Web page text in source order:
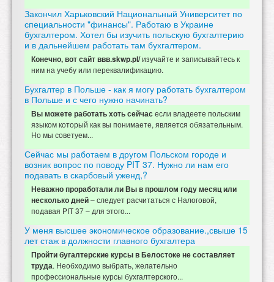
Закончил Харьковский Национальный Университет по
специальности "финансы". Работаю в Украине
бухгалтером. Хотел бы изучить польскую бухгалтерию
и в дальнейшем работать там бухгалтером.
Конечно, вот сайт ввв.skwp.pl/изучайте и записывайтесь к
ним на учебу или переквалификацию.
Бухгалтер в Польше - как я могу работать бухгалтером
в Польше и с чего нужно начинать?
Вы можете работать хоть сейчасесли владеете польским
языком который как вы понимаете, является обязательным.
Но мы советуем...
Сейчас мы работаем в другом Польском городе и
возник вопрос по поводу PIT 37. Нужно ли нам его
подавать в скарбовый уженд,?
Неважно проработали ли Вы в прошлом году месяц или
несколько дней– следует расчитаться с Налоговой,
подавая PIT 37 – для этого...
У меня высшее экономическое образование.,свыше 15
лет стаж в должности главного бухгалтера
Пройти бугалтерские курсы в Белостоке не составляет
труда. Необходимо выбрать, желательно
профессиональные курсы бухгалтерского...